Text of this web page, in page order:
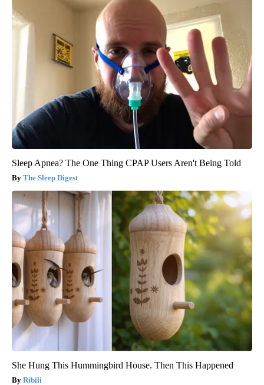
Sleep Apnea? The One Thing CPAP Users Aren't Being Told
The Sleep Digest
She Hung This Hummingbird House. Then This Happened
Ribili